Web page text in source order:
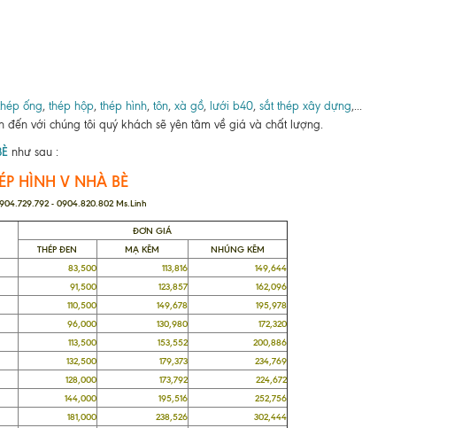
ống, thép hộp, thép hình, tôn, xà gồ, lưới b40, sắt thép xây dựng,...
đến với chúng tôi quý khách sẽ yên tâm về giá và chất lượng.
như sau :
HÌNH V NHÀ BÈ
- 0904.820.802 Ms.Linh
ĐƠN GIÁ
THÉP ĐEN
MẠ KẼM
NHÚNG KẼM
83,500 113,816
149,644
91,500 123,857
162,096
110,500 149,678
195,978
96,000 130,980
172,320
113,500 153,552
200,886
132,500 179,373
234,769
128,000 173,792
224,672
144,000 195,516
252,756
181,000 238,526
302,444